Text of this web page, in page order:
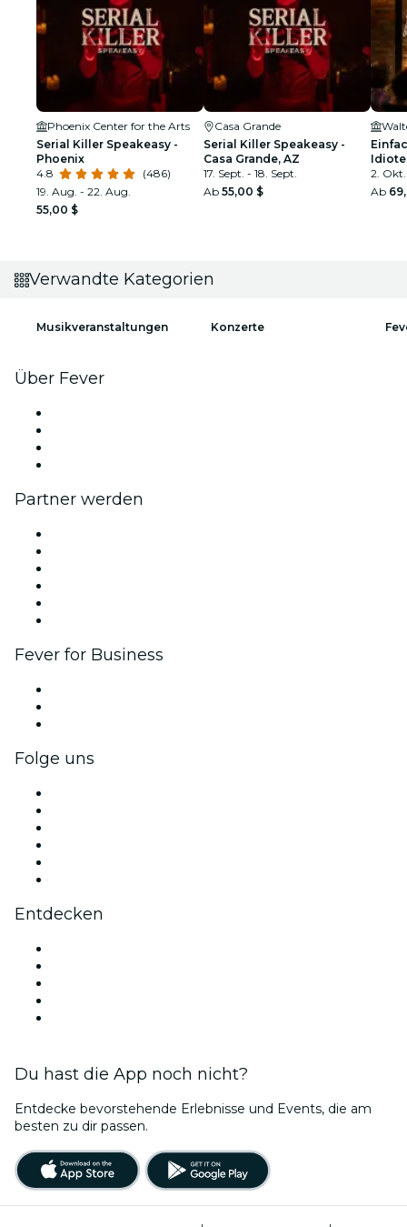
Phoenix Center for the Arts
Serial Killer Speakeasy -
Phoenix
4.8
(486)
19. Aug. - 22. Aug.
55,00 $
Casa Grande
Serial Killer Speakeasy -
Casa Grande, AZ
17. Sept. - 18. Sept.
Ab 55,00 $
2.
Ab
Verwandte Kategorien
Musikveranstaltungen Konzerte
Über Fever
Partner werden
Fever for Business
Folge uns
Entdecken
Du hast die App noch nicht?
Entdecke bevorstehende Erlebnisse und Events, die am
besten zu dir passen.